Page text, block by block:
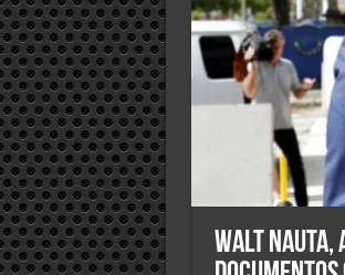
Walt Nauta,